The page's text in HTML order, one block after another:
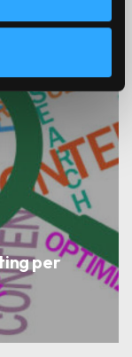
annunci, per
analizzare il
Cookie Policy
comando
di
da quelli
per